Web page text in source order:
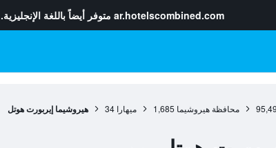
ar.hotelscombined.com متوفر أيضاً باللغة الإنجليزية.
محافظة هيروشيما 1,685 ميهارا 34 هيروشيما إيربورت هوتل